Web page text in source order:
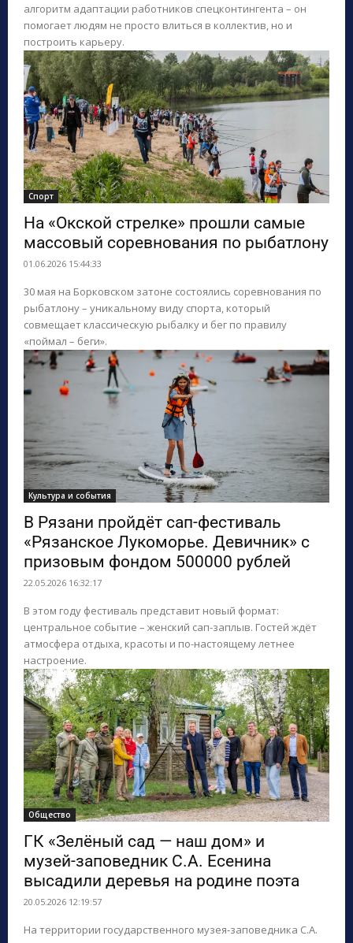
алгоритм адаптации работников спецконтингента – он
помогает людям не просто влиться в коллектив, но и
построить карьеру.
Спорт
На «Окской стрелке» прошли самые
массовый соревнования по рыбатлону
01.06.2026 15:44:33
30 мая на Борковском затоне состоялись соревнования по
рыбатлону – уникальному виду спорта, который
совмещает классическую рыбалку и бег по правилу
«поймал – беги».
Культура и события
В Рязани пройдёт сап-фестиваль
«Рязанское Лукоморье. Девичник» с
призовым фондом 500000 рублей
22.05.2026 16:32:17
В этом году фестиваль представит новый формат:
центральное событие – женский сап-заплыв. Гостей ждёт
атмосфера отдыха, красоты и по-настоящему летнее
настроение.
Общество
ГК «Зелёный сад — наш дом» и
музей‑заповедник С.А. Есенина
высадили деревья на родине поэта
20.05.2026 12:19:57
На территории государственного музея‑заповедника С.А.